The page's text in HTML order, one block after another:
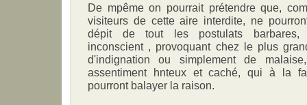
De mpême on pourrait prétendre que,
visiteurs de cette aire interdite, ne
dépit de tout les postulats barbares,
inconscient , provoquant chez le plus
d'indignation ou simplement de
assentiment hnteux et caché, qui à la
pourront balayer la raison.